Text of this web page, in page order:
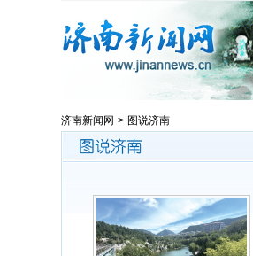
济南新闻网 > 图说济南